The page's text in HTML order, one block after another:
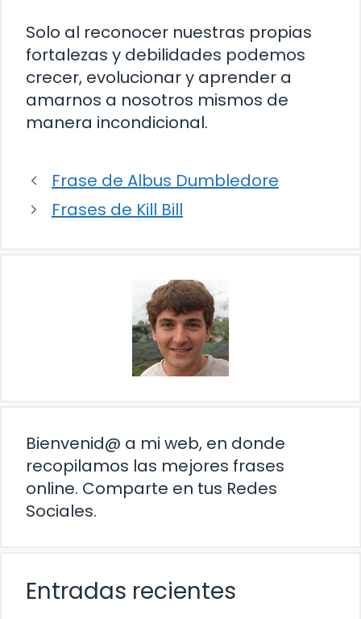
Solo al reconocer nuestras propias
fortalezas y debilidades podemos
crecer, evolucionar y aprender a
amarnos a nosotros mismos de
manera incondicional.
Frase de Albus Dumbledore
Frases de Kill Bill
Bienvenid@ a mi web, en donde
recopilamos las mejores frases
online. Comparte en tus Redes
Sociales.
Entradas recientes